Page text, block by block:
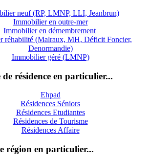
neuf (RP, LMNP, LLI, Jeanbrun)
Immobilier en outre-mer
Immobilier en démembrement
réhabilité (Malraux, MH, Déficit Foncier,
Denormandie)
Immobilier géré (LMNP)
résidence en particulier...
Ehpad
Résidences Séniors
Résidences Etudiantes
Résidences de Tourisme
Résidences Affaire
région en particulier...